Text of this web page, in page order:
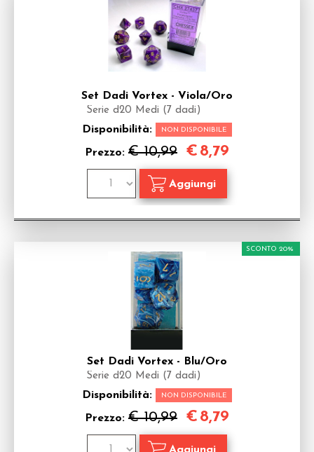
Set Dadi Vortex - Viola/Oro
Serie d20 Medi (7 dadi)
Disponibilità: NON DISPONIBILE
Prezzo: € 10,99 € 8,79
Set Dadi Vortex - Blu/Oro
Serie d20 Medi (7 dadi)
Disponibilità: NON DISPONIBILE
Prezzo: € 10,99
SCONTO 20%
€ 8,79